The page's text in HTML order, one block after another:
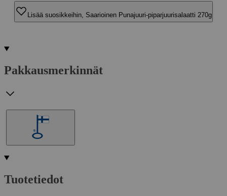
Lisää suosikkeihin, Saarioinen Punajuuri-piparjuurisalaatti 270g
Pakkausmerkinnät
Tuotetiedot